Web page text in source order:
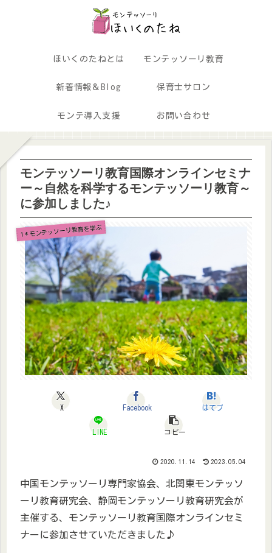
ほいくのたねとは モンテッソーリ教育
新着情報＆Blog 保育士サロン
モンテ導入支援 お問い合わせ
モンテッソーリ教育国際オンラインセミナ
ー～自然を科学するモンテッソーリ教育～
に参加しました♪
1＊モンテッソーリ教育を学ぶ
X Facebook はてブ
LINE コピー
2020.11.14 2023.05.04
中国モンテッソーリ専門家協会、北関東モンテッソ
ーリ教育研究会、静岡モンテッソーリ教育研究会が
主催する、モンテッソーリ教育国際オンラインセミ
ナーに参加させていただきました♪